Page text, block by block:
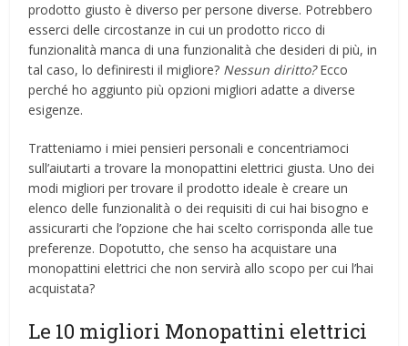
prodotto giusto è diverso per persone diverse. Potrebbero
esserci delle circostanze in cui un prodotto ricco di
funzionalità manca di una funzionalità che desideri di più, in
tal caso, lo definiresti il ​​migliore? Nessun diritto?Ecco
perché ho aggiunto più opzioni migliori adatte a diverse
esigenze.
Tratteniamo i miei pensieri personali e concentriamoci
sull’aiutarti a trovare la monopattini elettrici giusta. Uno dei
modi migliori per trovare il prodotto ideale è creare un
elenco delle funzionalità o dei requisiti di cui hai bisogno e
assicurarti che l’opzione che hai scelto corrisponda alle tue
preferenze. Dopotutto, che senso ha acquistare una
monopattini elettrici che non servirà allo scopo per cui l’hai
acquistata?
Le 10 migliori Monopattini elettrici